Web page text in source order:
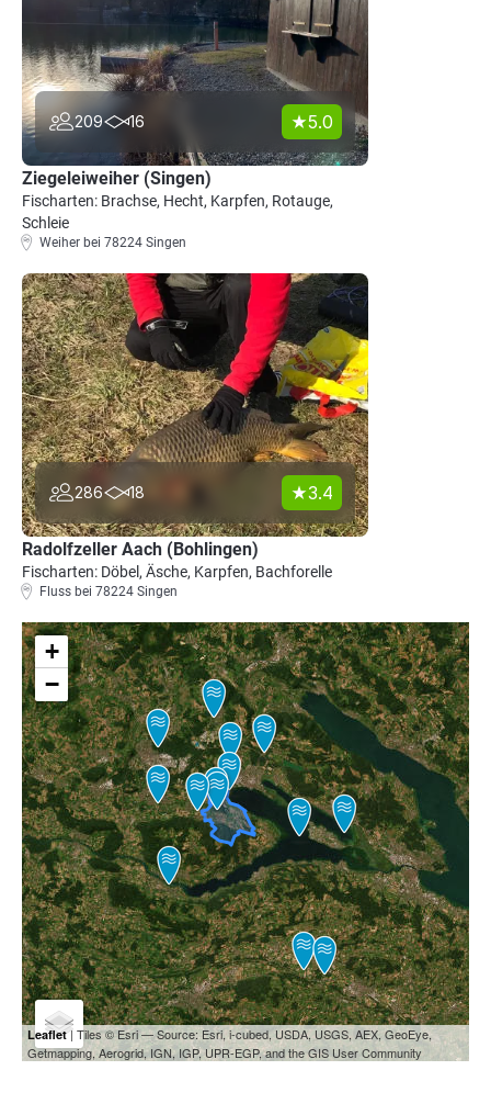
209 16 5.0
Ziegeleiweiher (Singen)
Fischarten: Brachse, Hecht, Karpfen, Rotauge,
Schleie
Weiher bei 78224 Singen
286 18 3.4
Radolfzeller Aach (Bohlingen)
Fischarten: Döbel, Äsche, Karpfen, Bachforelle
Fluss bei 78224 Singen
+
−
Leaflet| Tiles © Esri — Source: Esri, i-cubed, USDA, USGS, AEX, GeoEye,
Getmapping, Aerogrid, IGN, IGP, UPR-EGP, and the GIS User Community